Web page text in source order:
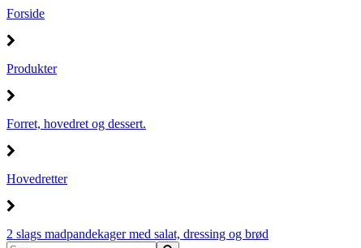
Forside
Produkter
Forret, hovedret og dessert.
Hovedretter
2 slags madpandekager med salat, dressing og brød